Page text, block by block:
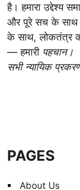
है। हमारा उद्देश्य
और पूरे सच के साथ
के साथ, लोकतंत्र
— हमारी पहचान।
सभी न्यायिक
PAGES
About Us